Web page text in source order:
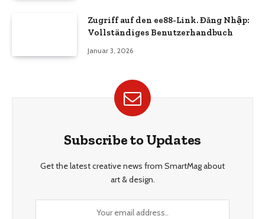
Zugriff auf den ee88-Link. Đăng Nhập:
Vollständiges Benutzerhandbuch
Januar 3, 2026
Subscribe to Updates
Get the latest creative news from SmartMag about
art & design.